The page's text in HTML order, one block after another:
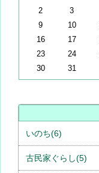
2
3
9
10
16
17
23
24
30
31
いのち(6)
古民家ぐらし(5)